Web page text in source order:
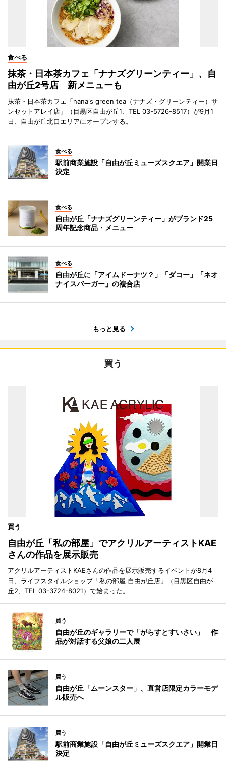
食べる
抹茶・日本茶カフェ「ナナズグリーンティー」、自
由が丘2号店 新メニューも
抹茶・日本茶カフェ「nana's green tea（ナナズ・グリーンティー）サ
ンセットアレイ店」（目黒区自由が丘1、TEL 03-5726-8517）が9月1
日、自由が丘北口エリアにオープンする。
食べる
駅前商業施設「自由が丘ミューズスクエア」開業日
決定
食べる
自由が丘「ナナズグリーンティー」がブランド25
周年記念商品・メニュー
食べる
自由が丘に「アイムドーナツ？」「ダコー」「ネオ
ナイスバーガー」の複合店
もっと見る
買う
買う
自由が丘「私の部屋」でアクリルアーティストKAE
さんの作品を展示販売
アクリルアーティストKAEさんの作品を展示販売するイベントが8月4
日、ライフスタイルショップ「私の部屋 自由が丘店」（目黒区自由が
丘2、TEL 03-3724-8021）で始まった。
買う
自由が丘のギャラリーで「がらすとすいさい」 作
品が対話する父娘の二人展
買う
自由が丘「ムーンスター」、直営店限定カラーモデ
ル販売へ
買う
駅前商業施設「自由が丘ミューズスクエア」開業日
決定